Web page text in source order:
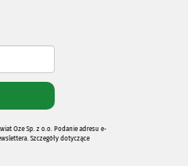
Oze Sp. z o.o. Podanie adresu e-
Szczegóły dotyczące